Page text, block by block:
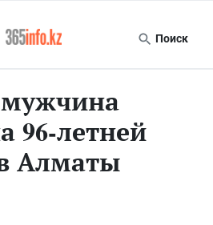
Поиск
мужчина
96-летней
Алматы